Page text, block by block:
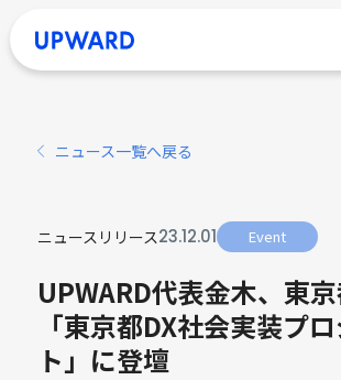
ニュース一覧へ戻る
ニュースリリース23.12.01 Event
UPWARD代表金木、東
「東京都DX社会実装プ
ト」に登壇